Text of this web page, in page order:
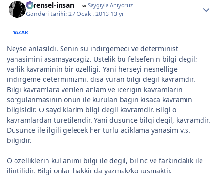
evrensel-insan ∞Saygıyla Anıyoruz
Gönderi tarihi:27 Ocak , 2013 13 yıl
YAZAR
Neyse anlasildi. Senin su indirgemeci ve determinist
yanasimini asamayacagiz. Ustelik bu felsefenin bilgi degil;
varlik kavraminin bir ozelligi. Yani herseyi nesnellige
indirgeme determinizmi. disa vuran bilgi degil kavramdir.
Bilgi kavramlara verilen anlam ve icerigin kavramlarin
sorgulanmasinin onun ile kurulan bagin kisaca kavramin
bilgisidir. O saydiklarim bilgi degil kavramdir. Bilgi o
kavramlardan turetilendir. Yani dusunce bilgi degil, kavramdir.
Dusunce ile ilgili gelecek her turlu aciklama yanasim v.s.
bilgidir.
O ozelliklerin kullanimi bilgi ile degil, bilinc ve farkindalik ile
ilintilidir. Bilgi onlar hakkinda yazmak/konusmaktir.